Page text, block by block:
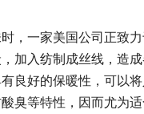
一家美国公司正致力
加入纺制成丝线，造成
良好的保暖性，可以
臭等特性，因而尤为适